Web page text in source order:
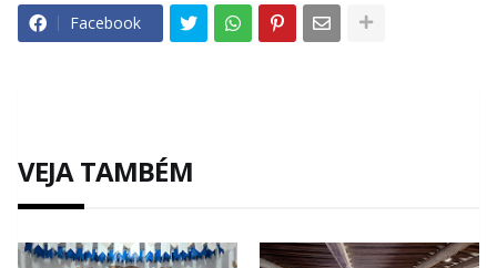
Facebook
VEJA TAMBÉM